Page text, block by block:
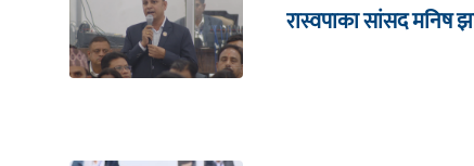
रास्वपाका सांसद मनिष